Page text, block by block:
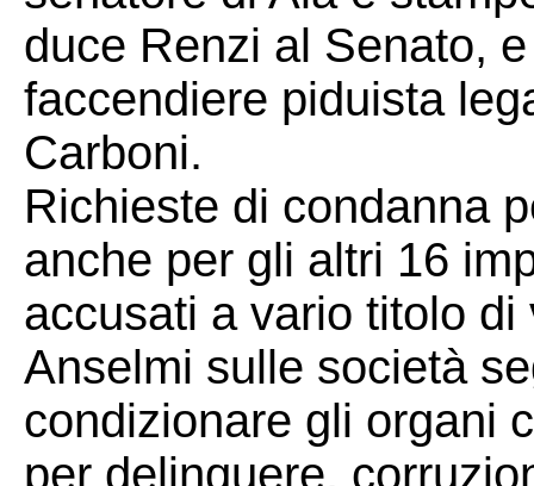
duce Renzi al Senato,
faccendiere piduista
Carboni.
Richieste di condanna
anche per gli altri 16
accusati a vario titolo
Anselmi sulle società
condizionare gli organi
per delinquere,